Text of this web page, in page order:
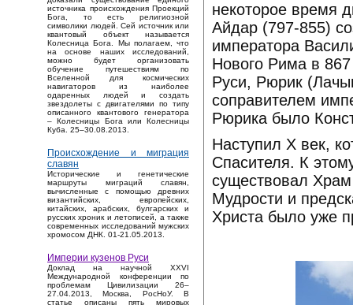
источника происхождения Проекций
Бога, то есть религиозной
символики людей. Сей источник или
квантовый объект называется
Колесница Бога. Мы полагаем, что
на основе наших исследований,
можно будет организовать
обучение путешествиям по
Вселенной для космических
навигаторов из наиболее
одаренных людей и создать
звездолеты с двигателями по типу
описанного квантового генератора
– Колесницы Бога или Колесницы
Куба. 25–30.08.2013.
Происхождение и миграция
славян
Исторические и генетические
маршруты миграций славян,
вычисленные с помощью древних
византийских, европейских,
китайских, арабских, булгарских и
русских хроник и летописей, а также
современных исследований мужских
хромосом ДНК. 01-21.05.2013.
Империи кузенов Руси
Доклад на научной XXVI
Международной конференции по
проблемам Цивилизации 26–
27.04.2013, Москва, РосНоУ. В
статье описаны пять мировых
некоторое время
Айдар (797-855)
императора
Нового Рима в 867
Руси, Рюрик
соправителем
Рюрика было
Наступил X век,
Спасителя. К
существовал
Мудрости и
Христа было уже